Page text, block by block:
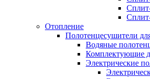
Отопление
Полотенцесушители
Водяные
Комплектующие
Электрические